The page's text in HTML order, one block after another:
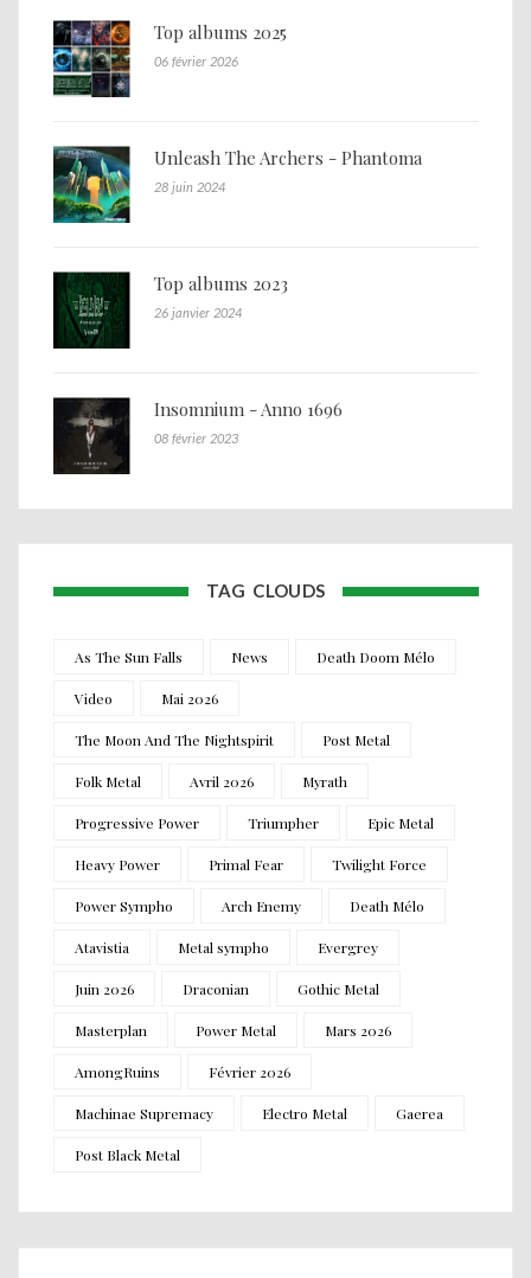
Top albums 2025
06 février 2026
Unleash The Archers - Phantoma
28 juin 2024
Top albums 2023
26 janvier 2024
Insomnium - Anno 1696
08 février 2023
TAG CLOUDS
As The Sun Falls News Death Doom Mélo
Video Mai 2026
The Moon And The Nightspirit Post Metal
Folk Metal Avril 2026 Myrath
Progressive Power Triumpher Epic Metal
Heavy Power Primal Fear Twilight Force
Power Sympho Arch Enemy Death Mélo
Atavistia Metal sympho Evergrey
Juin 2026 Draconian Gothic Metal
Masterplan Power Metal Mars 2026
AmongRuins Février 2026
Machinae Supremacy Electro Metal Gaerea
Post Black Metal